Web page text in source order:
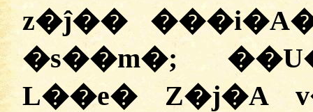
z�ĵ��
�s��m�;
L��e� Z�j�A